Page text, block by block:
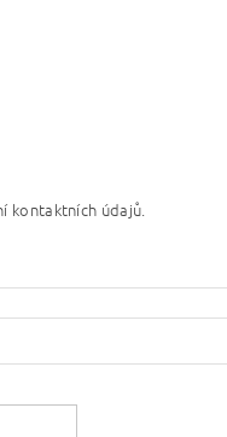
kontaktních údajů.